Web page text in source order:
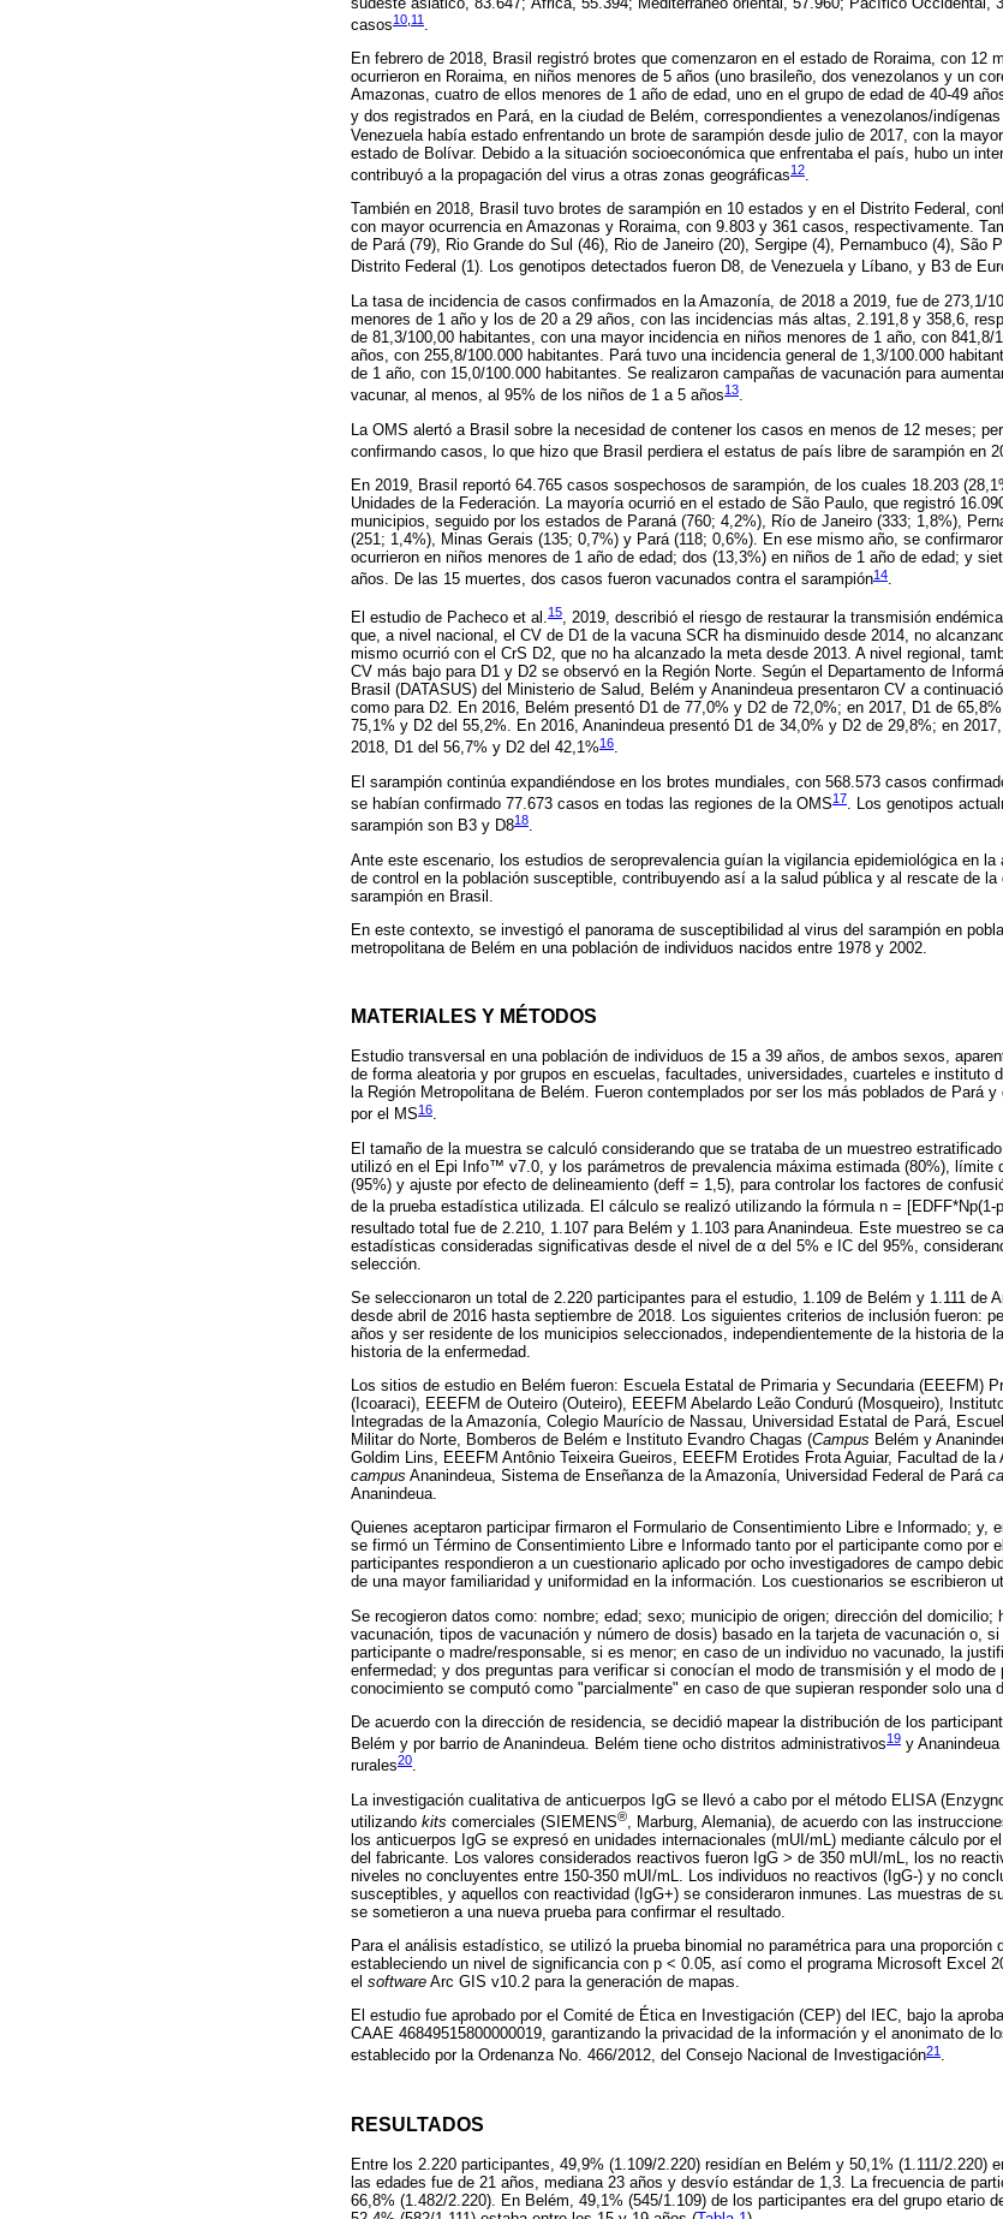
casos10 11 .
En febrero de 2018, Brasil registró brotes que comenzaron en el estado de Roraima, con 12
ocurrieron en Roraima, en niños menores de 5 años (uno brasileño, dos venezolanos y un
Amazonas, cuatro de ellos menores de 1 año de edad, uno en el grupo de edad de 40-49
y dos registrados en Pará, en la ciudad de Belém, correspondientes a venezolanos/
Venezuela había estado enfrentando un brote de sarampión desde julio de 2017, con la
estado de Bolívar. Debido a la situación socioeconómica que enfrentaba el país, hubo un
contribuyó a la propagación del virus a otras zonas geográficas12.
También en 2018, Brasil tuvo brotes de sarampión en 10 estados y en el Distrito Federal,
con mayor ocurrencia en Amazonas y Roraima, con 9.803 y 361 casos, respectivamente.
de Pará (79), Rio Grande do Sul (46), Rio de Janeiro (20), Sergipe (4), Pernambuco (4), São
Distrito Federal (1). Los genotipos detectados fueron D8, de Venezuela y Líbano, y B3 de
La tasa de incidencia de casos confirmados en la Amazonía, de 2018 a 2019, fue de 273,1/
menores de 1 año y los de 20 a 29 años, con las incidencias más altas, 2.191,8 y 358,6,
de 81,3/100,00 habitantes, con una mayor incidencia en niños menores de 1 año, con
años, con 255,8/100.000 habitantes. Pará tuvo una incidencia general de 1,3/100.000
de 1 año, con 15,0/100.000 habitantes. Se realizaron campañas de vacunación para
vacunar, al menos, al 95% de los niños de 1 a 5 años13.
La OMS alertó a Brasil sobre la necesidad de contener los casos en menos de 12 meses;
confirmando casos, lo que hizo que Brasil perdiera el estatus de país libre de sarampión en
En 2019, Brasil reportó 64.765 casos sospechosos de sarampión, de los cuales 18.203
Unidades de la Federación. La mayoría ocurrió en el estado de São Paulo, que registró
municipios, seguido por los estados de Paraná (760; 4,2%), Río de Janeiro (333; 1,8%),
(251; 1,4%), Minas Gerais (135; 0,7%) y Pará (118; 0,6%). En ese mismo año, se
ocurrieron en niños menores de 1 año de edad; dos (13,3%) en niños de 1 año de edad; y
años. De las 15 muertes, dos casos fueron vacunados contra el sarampión14.
El estudio de Pacheco et al.15, 2019, describió el riesgo de restaurar la transmisión
que, a nivel nacional, el CV de D1 de la vacuna SCR ha disminuido desde 2014, no
mismo ocurrió con el CrS D2, que no ha alcanzado la meta desde 2013. A nivel regional,
CV más bajo para D1 y D2 se observó en la Región Norte. Según el Departamento de
Brasil (DATASUS) del Ministerio de Salud, Belém y Ananindeua presentaron CV a
como para D2. En 2016, Belém presentó D1 de 77,0% y D2 de 72,0%; en 2017, D1 de
75,1% y D2 del 55,2%. En 2016, Ananindeua presentó D1 de 34,0% y D2 de 29,8%; en
2018, D1 del 56,7% y D2 del 42,1%16.
El sarampión continúa expandiéndose en los brotes mundiales, con 568.573 casos
se habían confirmado 77.673 casos en todas las regiones de la OMS17. Los genotipos
sarampión son B3 y D818.
Ante este escenario, los estudios de seroprevalencia guían la vigilancia epidemiológica en
de control en la población susceptible, contribuyendo así a la salud pública y al rescate de
sarampión en Brasil.
En este contexto, se investigó el panorama de susceptibilidad al virus del sarampión en
metropolitana de Belém en una población de individuos nacidos entre 1978 y 2002.
MATERIALES Y MÉTODOS
Estudio transversal en una población de individuos de 15 a 39 años, de ambos sexos,
de forma aleatoria y por grupos en escuelas, facultades, universidades, cuarteles e instituto
la Región Metropolitana de Belém. Fueron contemplados por ser los más poblados de Pará
por el MS16.
El tamaño de la muestra se calculó considerando que se trataba de un muestreo
utilizó en el Epi Info™ v7.0, y los parámetros de prevalencia máxima estimada (80%), límite
(95%) y ajuste por efecto de delineamiento (deff = 1,5), para controlar los factores de
de la prueba estadística utilizada. El cálculo se realizó utilizando la fórmula n = [EDFF*Np(1-
resultado total fue de 2.210, 1.107 para Belém y 1.103 para Ananindeua. Este muestreo se
estadísticas consideradas significativas desde el nivel de α del 5% e IC del 95%,
selección.
Se seleccionaron un total de 2.220 participantes para el estudio, 1.109 de Belém y 1.111 de
desde abril de 2016 hasta septiembre de 2018. Los siguientes criterios de inclusión fueron:
años y ser residente de los municipios seleccionados, independientemente de la historia de
historia de la enfermedad.
Los sitios de estudio en Belém fueron: Escuela Estatal de Primaria y Secundaria (EEEFM)
(Icoaraci), EEEFM de Outeiro (Outeiro), EEEFM Abelardo Leão Condurú (Mosqueiro),
Integradas de la Amazonía, Colegio Maurício de Nassau, Universidad Estatal de Pará,
Militar do Norte, Bomberos de Belém e Instituto Evandro Chagas (Campus Belém y
Goldim Lins, EEEFM Antônio Teixeira Gueiros, EEEFM Erotides Frota Aguiar, Facultad de
campus Ananindeua, Sistema de Enseñanza de la Amazonía, Universidad Federal de Pará
Ananindeua.
Quienes aceptaron participar firmaron el Formulario de Consentimiento Libre e Informado; y,
se firmó un Término de Consentimiento Libre e Informado tanto por el participante como por
participantes respondieron a un cuestionario aplicado por ocho investigadores de campo
de una mayor familiaridad y uniformidad en la información. Los cuestionarios se escribieron
Se recogieron datos como: nombre; edad; sexo; municipio de origen; dirección del domicilio;
vacunación tipos de vacunación y número de dosis) basado en la tarjeta de vacunación o,
participante o madre/responsable, si es menor; en caso de un individuo no vacunado, la
enfermedad; y dos preguntas para verificar si conocían el modo de transmisión y el modo de
conocimiento se computó como "parcialmente" en caso de que supieran responder solo una
De acuerdo con la dirección de residencia, se decidió mapear la distribución de los
Belém y por barrio de Ananindeua. Belém tiene ocho distritos administrativos19 y
rurales20.
La investigación cualitativa de anticuerpos IgG se llevó a cabo por el método ELISA
utilizando kits comerciales (SIEMENS®, Marburg, Alemania), de acuerdo con las
los anticuerpos IgG se expresó en unidades internacionales (mUI/mL) mediante cálculo por
del fabricante. Los valores considerados reactivos fueron IgG > de 350 mUI/mL, los no
niveles no concluyentes entre 150-350 mUI/mL. Los individuos no reactivos (IgG-) y no
susceptibles, y aquellos con reactividad (IgG+) se consideraron inmunes. Las muestras de
se sometieron a una nueva prueba para confirmar el resultado.
Para el análisis estadístico, se utilizó la prueba binomial no paramétrica para una proporción
estableciendo un nivel de significancia con p < 0.05, así como el programa Microsoft Excel
el software Arc GIS v10.2 para la generación de mapas.
El estudio fue aprobado por el Comité de Ética en Investigación (CEP) del IEC, bajo la
CAAE 46849515800000019, garantizando la privacidad de la información y el anonimato de
establecido por la Ordenanza No. 466/2012, del Consejo Nacional de Investigación21 .
RESULTADOS
Entre los 2.220 participantes, 49,9% (1.109/2.220) residían en Belém y 50,1% (1.111/2.220)
las edades fue de 21 años, mediana 23 años y desvío estándar de 1,3. La frecuencia de
66,8% (1.482/2.220). En Belém, 49,1% (545/1.109) de los participantes era del grupo etario